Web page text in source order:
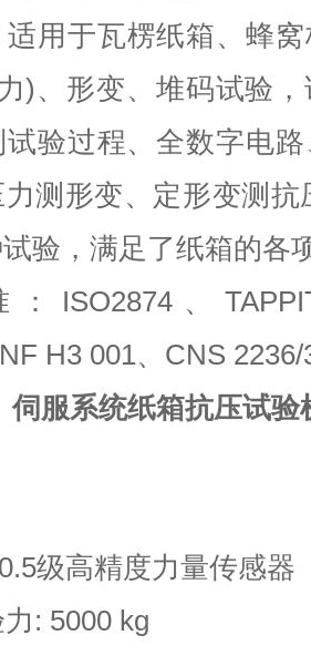
适用于瓦楞纸箱、蜂
)、形变、堆码试验
验过程、全数字电
测形变、定形变测抗
验，满足了纸箱的各
： ISO2874、
H3 001、CNS
伺服系统纸箱抗压试验
级高精度力量传感器
: 5000 kg